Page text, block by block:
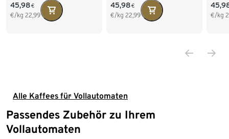
45,98€
€/kg 22,99
45,98€
€/kg 22,99 €/kg
Alle Kaffees für Vollautomaten
Passendes Zubehör zu Ihrem
Vollautomaten
Ende der Auflistung